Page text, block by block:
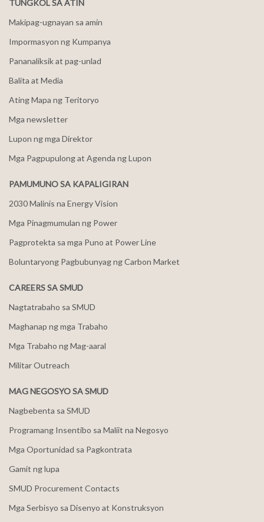
TUNGKOL SA ATIN
Makipag-ugnayan sa amin
Impormasyon ng Kumpanya
Pananaliksik at pag-unlad
Balita at Media
Ating Mapa ng Teritoryo
Mga newsletter
Lupon ng mga Direktor
Mga Pagpupulong at Agenda ng Lupon
PAMUMUNO SA KAPALIGIRAN
2030 Malinis na Energy Vision
Mga Pinagmumulan ng Power
Pagprotekta sa mga Puno at Power Line
Boluntaryong Pagbubunyag ng Carbon Market
CAREERS SA SMUD
Nagtatrabaho sa SMUD
Maghanap ng mga Trabaho
Mga Trabaho ng Mag-aaral
Militar Outreach
MAG NEGOSYO SA SMUD
Nagbebenta sa SMUD
Programang Insentibo sa Maliit na Negosyo
Mga Oportunidad sa Pagkontrata
Gamit ng lupa
SMUD Procurement Contacts
Mga Serbisyo sa Disenyo at Konstruksyon